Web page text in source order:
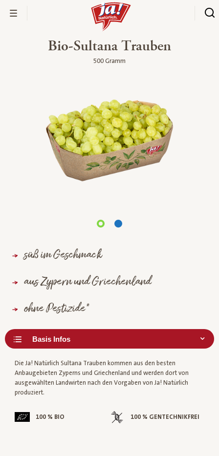
Bio-Sultana Trauben
500 Gramm
süß im Geschmack
aus Zypern und Griechenland
ohne Pestizide*
Die Ja! Natürlich Sultana Trauben kommen aus den besten
Anbaugebieten Zyperns und Griechenland und werden dort von
ausgewählten Landwirten nach den Vorgaben von Ja! Natürlich
produziert.
100 % BIO 100 % GENTECHNIKFREI